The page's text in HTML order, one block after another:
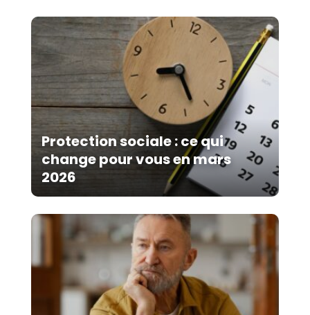
Protection sociale : ce qui
change pour vous en mars
2026